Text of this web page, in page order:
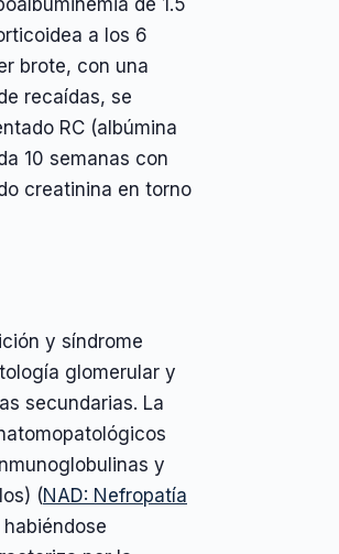
de 1.5
a los 6
brote, con una
recaídas, se
RC (albúmina
10 semanas con
creatinina en torno
y síndrome
glomerular y
secundarias. La
y
(NAD: Nefropatía